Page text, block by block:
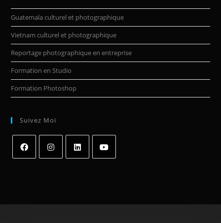
Guatemala culturel et photographique
Vietnam culturel et photographique
Reportage photographique en entreprise
Formation en Studio
Formation Photoshop
Suivez Moi